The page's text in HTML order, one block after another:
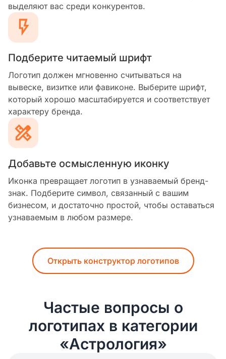
выделяют вас среди конкурентов.
Подберите читаемый шрифт
Логотип должен мгновенно считываться на
вывеске, визитке или фавиконе. Выберите шрифт,
который хорошо масштабируется и соответствует
характеру бренда.
Добавьте осмысленную иконку
Иконка превращает логотип в узнаваемый бренд-
знак. Подберите символ, связанный с вашим
бизнесом, и достаточно простой, чтобы оставаться
узнаваемым в любом размере.
Открыть конструктор логотипов
Частые вопросы о
логотипах в категории
«Астрология»